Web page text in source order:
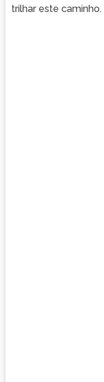
trilhar este